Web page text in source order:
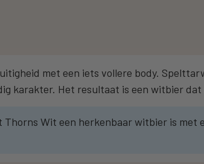
met een iets vollere body.
karakter. Het resultaat is een witbier
Thorns Wit een herkenbaar witbier is met